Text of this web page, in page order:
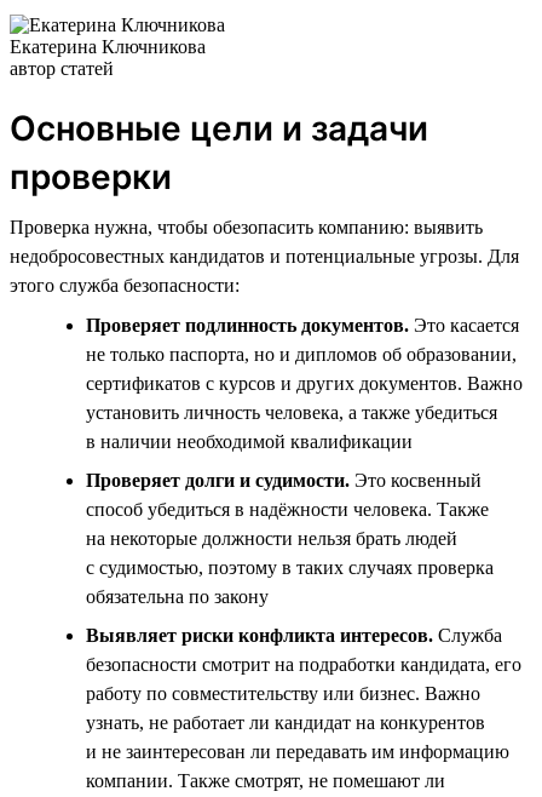
Екатерина Ключникова
автор статей
Основные цели и задачи
проверки
Проверка нужна, чтобы обезопасить компанию: выявить
недобросовестных кандидатов и потенциальные угрозы. Для
этого служба безопасности:
Проверяет подлинность документов. Это касается
не только паспорта, но и дипломов об образовании,
сертификатов с курсов и других документов. Важно
установить личность человека, а также убедиться
в наличии необходимой квалификации
Проверяет долги и судимости. Это косвенный
способ убедиться в надёжности человека. Также
на некоторые должности нельзя брать людей
с судимостью, поэтому в таких случаях проверка
обязательна по закону
Выявляет риски конфликта интересов. Служба
безопасности смотрит на подработки кандидата, его
работу по совместительству или бизнес. Важно
узнать, не работает ли кандидат на конкурентов
и не заинтересован ли передавать им информацию
компании. Также смотрят, не помешают ли